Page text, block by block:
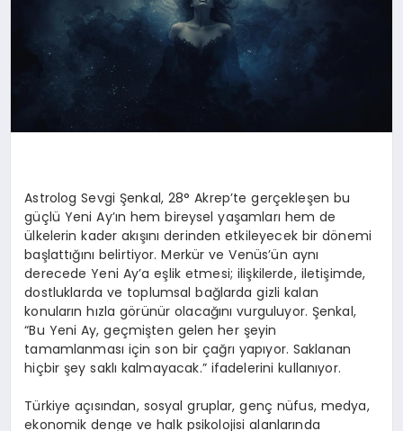
AstrologSevgi Şenkal, 28° Akrep’te gerçekleşen bu
güçlü Yeni Ay’ın hem bireysel yaşamları hem de
ülkelerin kader akışını derinden etkileyecek bir dönemi
başlattığını belirtiyor. Merkür ve Venüs’ün aynı
derecede Yeni Ay’a eşlik etmesi; ilişkilerde, iletişimde,
dostluklarda ve toplumsal bağlarda gizli kalan
konuların hızla görünür olacağını vurguluyor. Şenkal,
“Bu Yeni Ay, geçmişten gelen her şeyin
tamamlanması için son bir çağrı yapıyor. Saklanan
hiçbir şey saklı kalmayacak.” ifadelerini kullanıyor.
Türkiye açısından, sosyal gruplar, genç nüfus, medya,
ekonomik denge ve halk psikolojisi alanlarında